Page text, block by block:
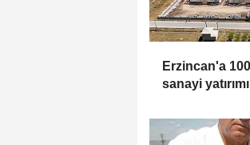
Erzincan'a
sanayi yatırımı